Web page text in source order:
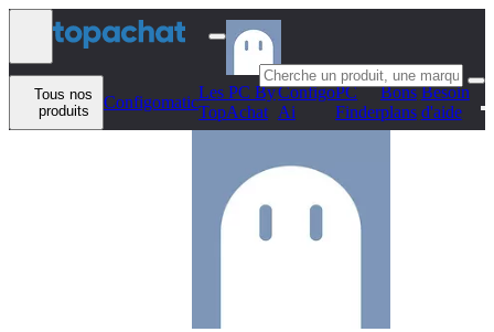
Aller au contenu
Tous nos
produits
Configomatic
Les PC By
TopAchat
Configo
Ai
PC
Finder
Bons
plans
Besoin
d'aide